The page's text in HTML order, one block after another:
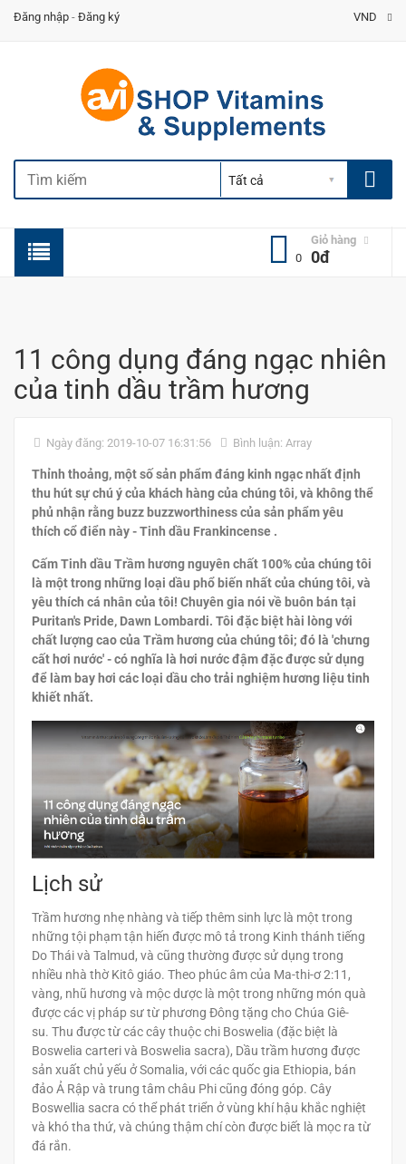
Đăng nhập - Đăng ký VND
Giỏ hàng
0
0đ
11 công dụng đáng ngạc nhiên
của tinh dầu trầm hương
Ngày đăng: 2019-10-07 16:31:56 Bình luận: Array
Thỉnh thoảng, một số sản phẩm đáng kinh ngạc nhất định
thu hút sự chú ý của khách hàng của chúng tôi, và không thể
phủ nhận rằng buzz buzzworthiness của sản phẩm yêu
thích cổ điển này - Tinh dầu Frankincense .
Cấm Tinh dầu Trầm hương nguyên chất 100% của chúng tôi
là một trong những loại dầu phổ biến nhất của chúng tôi, và
yêu thích cá nhân của tôi! Chuyên gia nói về buôn bán tại
Puritan's Pride, Dawn Lombardi. Tôi đặc biệt hài lòng với
chất lượng cao của Trầm hương của chúng tôi; đó là 'chưng
cất hơi nước' - có nghĩa là hơi nước đậm đặc được sử dụng
để làm bay hơi các loại dầu cho trải nghiệm hương liệu tinh
khiết nhất.
Lịch sử
Trầm hương nhẹ nhàng và tiếp thêm sinh lực là một trong
những tội phạm tận hiến được mô tả trong Kinh thánh tiếng
Do Thái và Talmud, và cũng thường được sử dụng trong
nhiều nhà thờ Kitô giáo. Theo phúc âm của Ma-thi-ơ 2:11,
vàng, nhũ hương và mộc dược là một trong những món quà
được các vị pháp sư từ phương Đông tặng cho Chúa Giê-
su. Thu được từ các cây thuộc chi Boswelia (đặc biệt là
Boswelia carteri và Boswelia sacra), Dầu trầm hương được
sản xuất chủ yếu ở Somalia, với các quốc gia Ethiopia, bán
đảo Ả Rập và trung tâm châu Phi cũng đóng góp. Cây
Boswellia sacra có thể phát triển ở vùng khí hậu khắc nghiệt
và khó tha thứ, và chúng thậm chí còn được biết là mọc ra từ
đá rắn.